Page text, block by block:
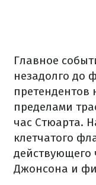
Главное
незадолго до
претендентов
пределами
час Стюарта.
клетчатого
Джонсона и